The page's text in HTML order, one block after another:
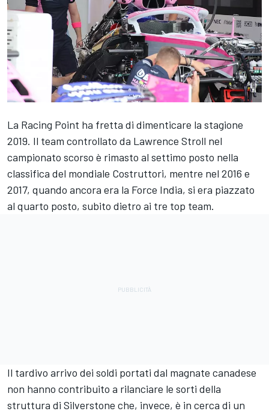
La Racing Point ha fretta di dimenticare la stagione
2019. Il team controllato da Lawrence Stroll nel
campionato scorso è rimasto al settimo posto nella
classifica del mondiale Costruttori, mentre nel 2016 e
2017, quando ancora era la Force India, si era piazzato
al quarto posto, subito dietro ai tre top team.
Il tardivo arrivo dei soldi portati dal magnate canadese
non hanno contribuito a rilanciare le sorti della
struttura di Silverstone che, invece, è in cerca di un